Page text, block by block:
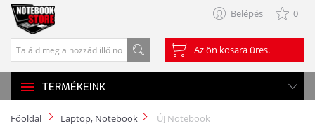
Belépés 0
Az ön kosara üres.
TERMÉKEINK
Főoldal Laptop, Notebook ÚJ Notebook